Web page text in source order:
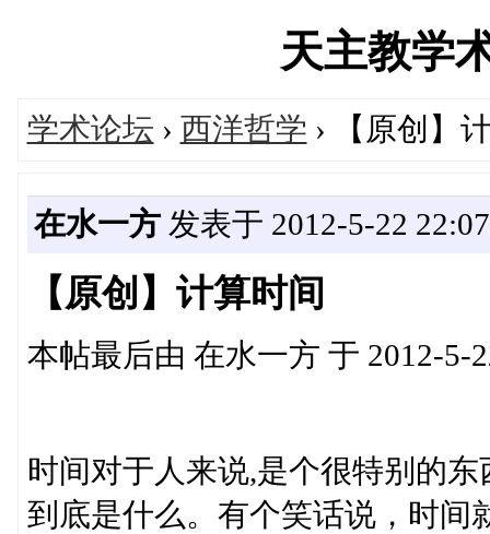
天主教学
学术论坛 › 西洋哲学 › 【原创】
在水一方发表于 2012-5-22
【原创】计算时间
本帖最后由 在水一方 于 2012-5-
时间对于人来说,是个很特别的
到底是什么。有个笑话说，时间